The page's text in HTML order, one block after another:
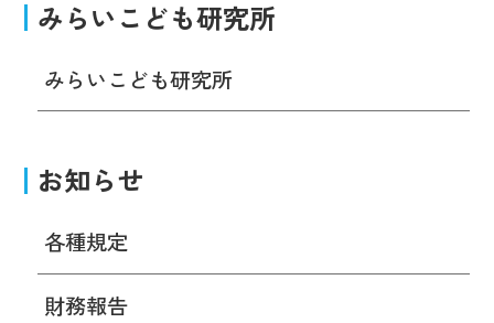
みらいこども研究所
みらいこども研究所
お知らせ
各種規定
財務報告